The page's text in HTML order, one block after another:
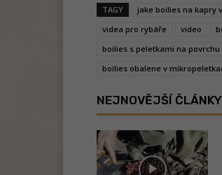
TAGY jake boilies na kapry
videa pro rybáře
video
boilies s peletkami na povrchu
boilies obalene v
NEJNOVĚJŠÍ ČLÁNKY